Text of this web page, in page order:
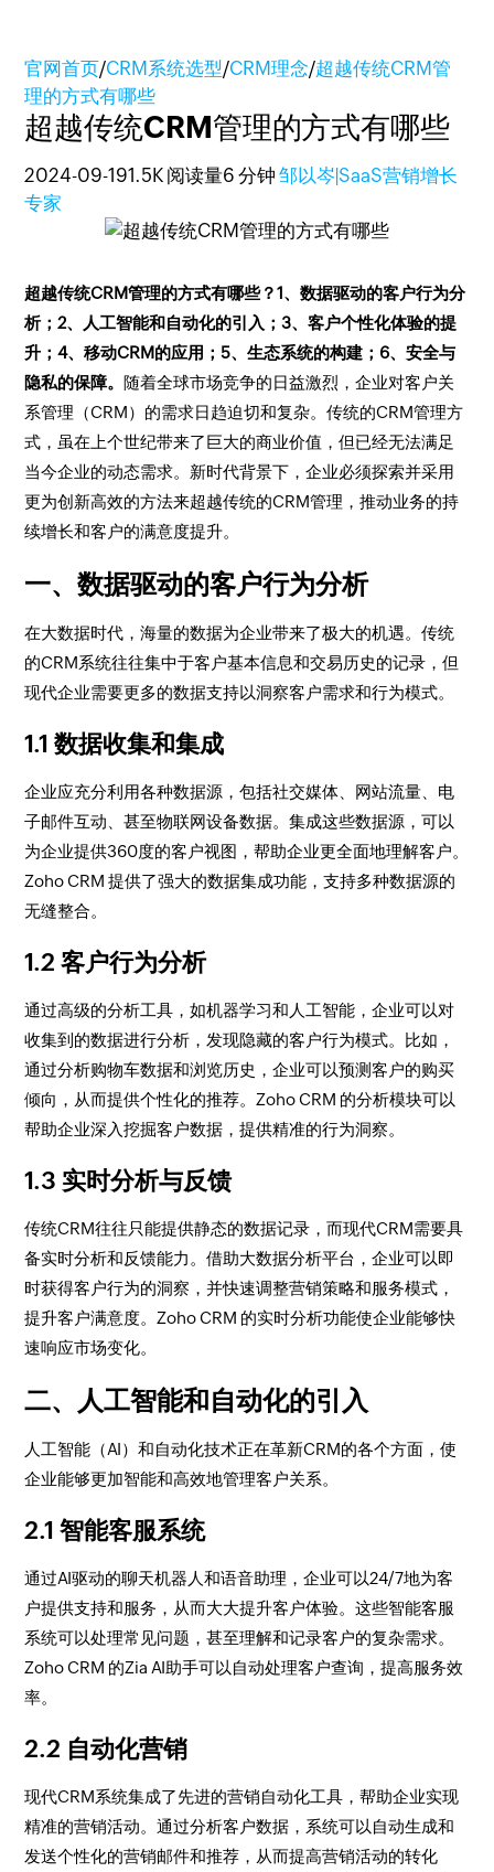
官网首页/CRM系统选型/CRM理念/超越传统CRM管
理的方式有哪些
超越传统CRM管理的方式有哪些
2024-09-191.5K 阅读量6 分钟 邹以岑|SaaS营销增长
专家
超越传统CRM管理的方式有哪些？1、数据驱动的客户行为分
析；2、人工智能和自动化的引入；3、客户个性化体验的提
升；4、移动CRM的应用；5、生态系统的构建；6、安全与
隐私的保障。 随着全球市场竞争的日益激烈，企业对客户关
系管理（CRM）的需求日趋迫切和复杂。传统的CRM管理方
式，虽在上个世纪带来了巨大的商业价值，但已经无法满足
当今企业的动态需求。新时代背景下，企业必须探索并采用
更为创新高效的方法来超越传统的CRM管理，推动业务的持
续增长和客户的满意度提升。
一、数据驱动的客户行为分析
在大数据时代，海量的数据为企业带来了极大的机遇。传统
的CRM系统往往集中于客户基本信息和交易历史的记录，但
现代企业需要更多的数据支持以洞察客户需求和行为模式。
1.1 数据收集和集成
企业应充分利用各种数据源，包括社交媒体、网站流量、电
子邮件互动、甚至物联网设备数据。集成这些数据源，可以
为企业提供360度的客户视图，帮助企业更全面地理解客户。
Zoho CRM 提供了强大的数据集成功能，支持多种数据源的
无缝整合。
1.2 客户行为分析
通过高级的分析工具，如机器学习和人工智能，企业可以对
收集到的数据进行分析，发现隐藏的客户行为模式。比如，
通过分析购物车数据和浏览历史，企业可以预测客户的购买
倾向，从而提供个性化的推荐。Zoho CRM 的分析模块可以
帮助企业深入挖掘客户数据，提供精准的行为洞察。
1.3 实时分析与反馈
传统CRM往往只能提供静态的数据记录，而现代CRM需要具
备实时分析和反馈能力。借助大数据分析平台，企业可以即
时获得客户行为的洞察，并快速调整营销策略和服务模式，
提升客户满意度。Zoho CRM 的实时分析功能使企业能够快
速响应市场变化。
二、人工智能和自动化的引入
人工智能（AI）和自动化技术正在革新CRM的各个方面，使
企业能够更加智能和高效地管理客户关系。
2.1 智能客服系统
通过AI驱动的聊天机器人和语音助理，企业可以24/7地为客
户提供支持和服务，从而大大提升客户体验。这些智能客服
系统可以处理常见问题，甚至理解和记录客户的复杂需求。
Zoho CRM 的Zia AI助手可以自动处理客户查询，提高服务效
率。
2.2 自动化营销
现代CRM系统集成了先进的营销自动化工具，帮助企业实现
精准的营销活动。通过分析客户数据，系统可以自动生成和
发送个性化的营销邮件和推荐，从而提高营销活动的转化